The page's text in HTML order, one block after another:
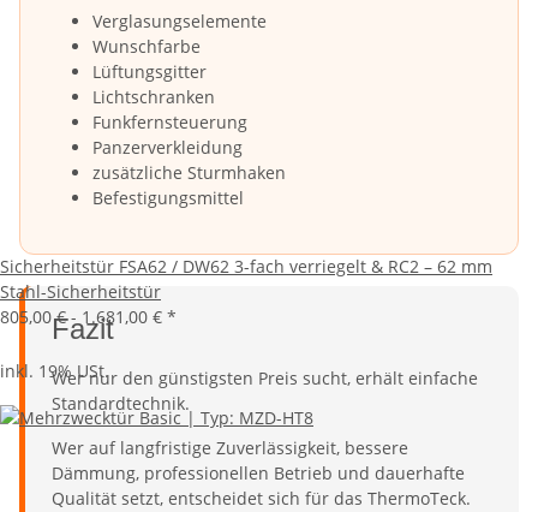
Verglasungselemente
Wunschfarbe
Lüftungsgitter
Lichtschranken
Funkfernsteuerung
Panzerverkleidung
zusätzliche Sturmhaken
Befestigungsmittel
Fazit
Wer nur den günstigsten Preis sucht, erhält einfache
Standardtechnik.
Wer auf langfristige Zuverlässigkeit, bessere
Dämmung, professionellen Betrieb und dauerhafte
Qualität setzt, entscheidet sich für das ThermoTeck.
Sicherheitstür FSA62 / DW62 3-fach verriegelt & RC2 – 62 mm
Stahl-Sicherheitstür
805,00 € - 1.681,00 € *
inkl. 19% USt.